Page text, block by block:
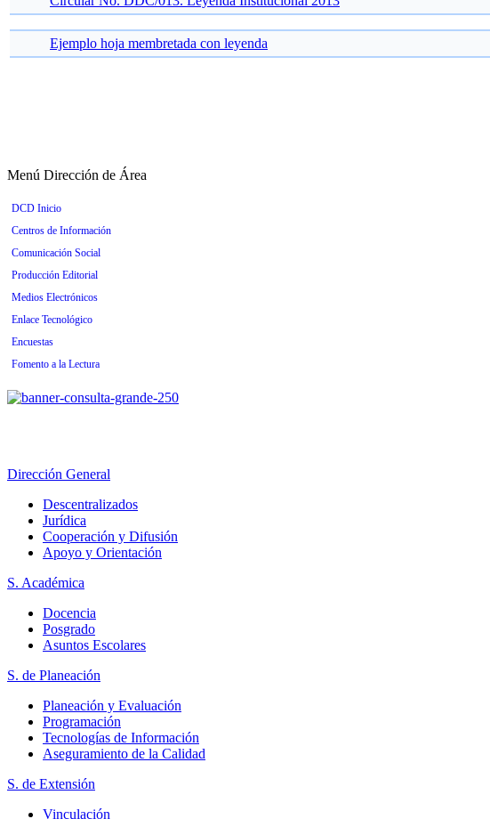
Ejemplo hoja membretada con leyenda
Menú Dirección de Área
DCD Inicio
Centros de Información
Comunicación Social
Producción Editorial
Medios Electrónicos
Enlace Tecnológico
Encuestas
Fomento a la Lectura
Dirección General
Descentralizados
Jurídica
Cooperación y Difusión
Apoyo y Orientación
S. Académica
Docencia
Posgrado
Asuntos Escolares
S. de Planeación
Planeación y Evaluación
Programación
Tecnologías de Información
Aseguramiento de la Calidad
S. de Extensión
Vinculación